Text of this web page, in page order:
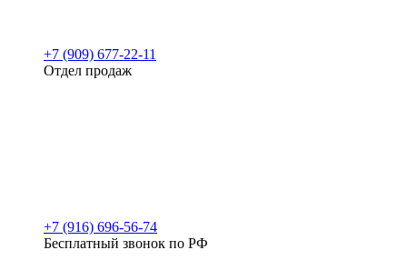
+7 (909) 677-22-11
Отдел продаж
+7 (916) 696-56-74
Бесплатный звонок по РФ